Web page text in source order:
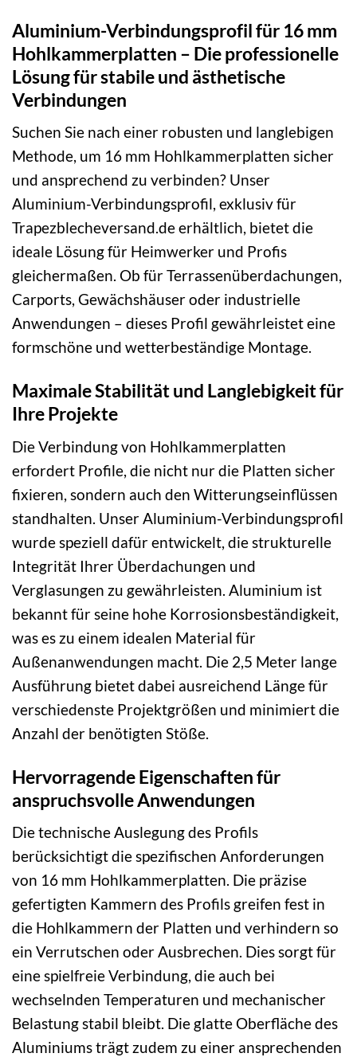
Aluminium-Verbindungsprofil für 16 mm
Hohlkammerplatten – Die professionelle
Lösung für stabile und ästhetische
Verbindungen
Suchen Sie nach einer robusten und langlebigen
Methode, um 16 mm Hohlkammerplatten sicher
und ansprechend zu verbinden? Unser
Aluminium-Verbindungsprofil, exklusiv für
Trapezblecheversand.de erhältlich, bietet die
ideale Lösung für Heimwerker und Profis
gleichermaßen. Ob für Terrassenüberdachungen,
Carports, Gewächshäuser oder industrielle
Anwendungen – dieses Profil gewährleistet eine
formschöne und wetterbeständige Montage.
Maximale Stabilität und Langlebigkeit für
Ihre Projekte
Die Verbindung von Hohlkammerplatten
erfordert Profile, die nicht nur die Platten sicher
fixieren, sondern auch den Witterungseinflüssen
standhalten. Unser Aluminium-Verbindungsprofil
wurde speziell dafür entwickelt, die strukturelle
Integrität Ihrer Überdachungen und
Verglasungen zu gewährleisten. Aluminium ist
bekannt für seine hohe Korrosionsbeständigkeit,
was es zu einem idealen Material für
Außenanwendungen macht. Die 2,5 Meter lange
Ausführung bietet dabei ausreichend Länge für
verschiedenste Projektgrößen und minimiert die
Anzahl der benötigten Stöße.
Hervorragende Eigenschaften für
anspruchsvolle Anwendungen
Die technische Auslegung des Profils
berücksichtigt die spezifischen Anforderungen
von 16 mm Hohlkammerplatten. Die präzise
gefertigten Kammern des Profils greifen fest in
die Hohlkammern der Platten und verhindern so
ein Verrutschen oder Ausbrechen. Dies sorgt für
eine spielfreie Verbindung, die auch bei
wechselnden Temperaturen und mechanischer
Belastung stabil bleibt. Die glatte Oberfläche des
Aluminiums trägt zudem zu einer ansprechenden